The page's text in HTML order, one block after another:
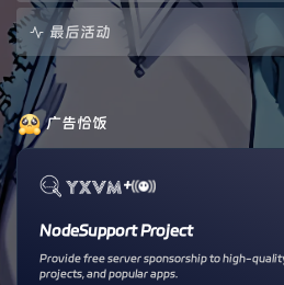
最后活动
广告恰饭
+
NodeSupport Project
Provide free server sponsorship to high-
projects, and popular apps.